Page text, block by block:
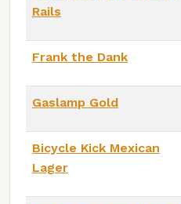
Rails
Frank the Dank
Gaslamp Gold
Bicycle Kick Mexican
Lager